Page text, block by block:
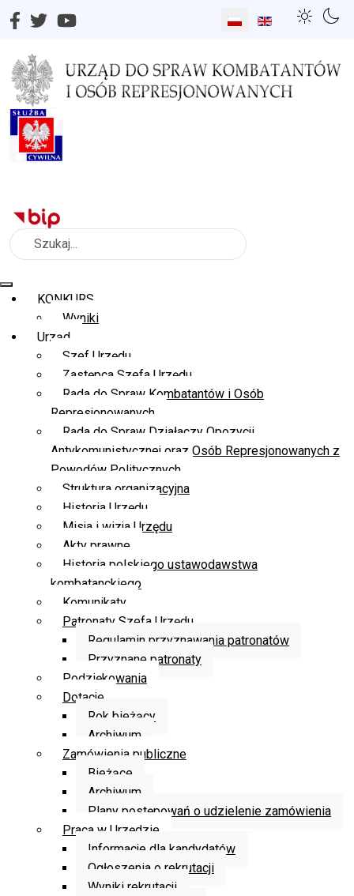
Wybierz swój język
Szukaj
KONKURS
Wyniki
Urząd
Szef Urzędu
Zastępca Szefa Urzędu
Rada do Spraw Kombatantów i Osób
Represjonowanych
Rada do Spraw Działaczy Opozycji
Antykomunistycznej oraz Osób Represjonowanych z
Powodów Politycznych
Struktura organizacyjna
Historia Urzędu
Misja i wizja Urzędu
Akty prawne
Historia polskiego ustawodawstwa
kombatanckiego
Komunikaty
Patronaty Szefa Urzędu
Regulamin przyznawania patronatów
Przyznane patronaty
Podziękowania
Dotacje
Rok bieżący
Archiwum
Zamówienia publiczne
Bieżące
Archiwum
Plany postępowań o udzielenie zamówienia
Praca w Urzędzie
Informacje dla kandydatów
Ogłoszenia o rekrutacji
Wyniki rekrutacji